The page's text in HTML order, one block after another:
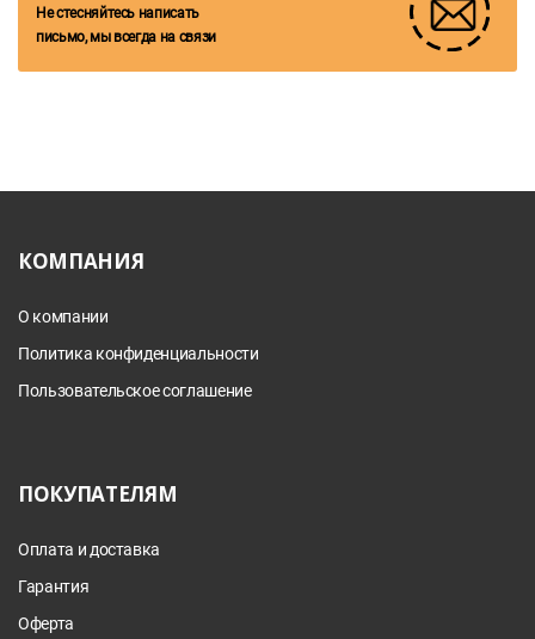
Не стесняйтесь написать
письмо, мы всегда на связи
КОМПАНИЯ
О компании
Политика конфиденциальности
Пользовательское соглашение
ПОКУПАТЕЛЯМ
Оплата и доставка
Гарантия
Оферта